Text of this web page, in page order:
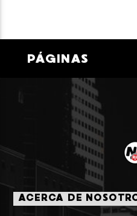
PÁGINAS
ACERCA DE